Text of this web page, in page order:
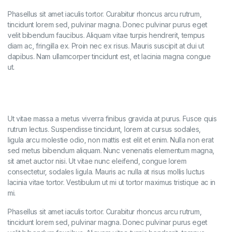
Phasellus sit amet iaculis tortor. Curabitur rhoncus arcu rutrum,
tincidunt lorem sed, pulvinar magna. Donec pulvinar purus eget
velit bibendum faucibus. Aliquam vitae turpis hendrerit, tempus
diam ac, fringilla ex. Proin nec ex risus. Mauris suscipit at dui ut
dapibus. Nam ullamcorper tincidunt est, et lacinia magna congue
ut.
Ut vitae massa a metus viverra finibus gravida at purus. Fusce quis
rutrum lectus. Suspendisse tincidunt, lorem at cursus sodales,
ligula arcu molestie odio, non mattis est elit et enim. Nulla non erat
sed metus bibendum aliquam. Nunc venenatis elementum magna,
sit amet auctor nisi. Ut vitae nunc eleifend, congue lorem
consectetur, sodales ligula. Mauris ac nulla at risus mollis luctus
lacinia vitae tortor. Vestibulum ut mi ut tortor maximus tristique ac in
mi.
Phasellus sit amet iaculis tortor. Curabitur rhoncus arcu rutrum,
tincidunt lorem sed, pulvinar magna. Donec pulvinar purus eget